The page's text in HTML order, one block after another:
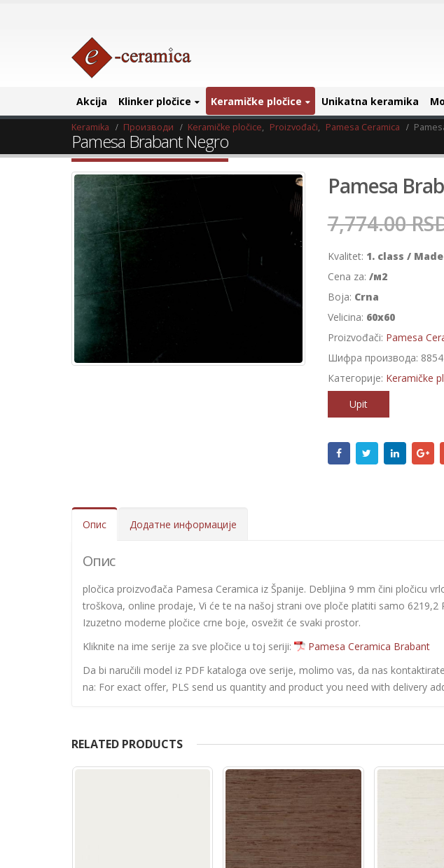
Akcija Klinker pločice Keramičke pločice Unikatna keramika
Keramika Производи Keramičke pločice, Proizvođači, Pamesa Ceramica
Pamesa Brabant Negro
Pamesa
7,774.00
Kvalitet: 1. class /
Cena za: /м2
Boja: Crna
Velicina: 60x60
Proizvođači: Pamesa
Шифра производа: 8854
Категорије: Keramičke
Upit
Опис Додатне информације
Опис
pločica proizvođača Pamesa Ceramica iz Španije. Debljina 9 mm čini pločicu
troškova, online prodaje, Vi će te na našoj strani ove ploče platiti samo 6219,2
Izuzetno moderne pločice crne boje, osvežit će svaki prostor.
Kliknite na ime serije za sve pločice u toj seriji:
Pamesa Ceramica Brabant
Da bi naručili model iz PDF kataloga ove serije, molimo vas, da nas
na: For exact offer, PLS send us quantity and product you need with delivery
RELATED PRODUCTS